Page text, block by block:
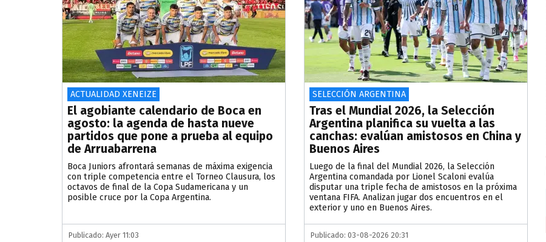
ACTUALIDAD XENEIZE
El agobiante calendario de Boca en
agosto: la agenda de hasta nueve
partidos que pone a prueba al equipo
de Arruabarrena
Boca Juniors afrontará semanas de máxima exigencia
con triple competencia entre el Torneo Clausura, los
octavos de final de la Copa Sudamericana y un
posible cruce por la Copa Argentina.
Publicado: Ayer 11:03
SELECCIÓN ARGENTINA
Tras el Mundial 2026, la Selección
Argentina planifica su vuelta a las
canchas: evalúan amistosos en China y
Buenos Aires
Luego de la final del Mundial 2026, la Selección
Argentina comandada por Lionel Scaloni evalúa
disputar una triple fecha de amistosos en la próxima
ventana FIFA. Analizan jugar dos encuentros en el
exterior y uno en Buenos Aires.
Publicado: 03-08-2026 20:31